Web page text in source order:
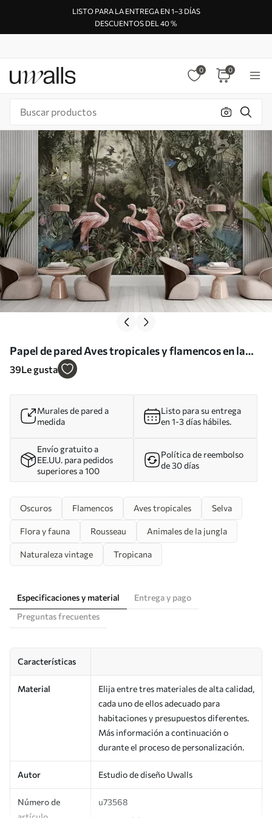
LISTO PARA LA ENTREGA EN 1–3 DÍAS
DESCUENTOS DEL 40 %
0 0
Papel de pared Aves tropicales y flamencos en la
selva Nr. u73568
39Le gusta
Murales de pared a
medida
Listo para su entrega
en 1-3 días hábiles.
Envío gratuito a
EE.UU. para pedidos
superiores a 100
Política de reembolso
de 30 días
Oscuros Flamencos Aves tropicales Selva
Flora y fauna Rousseau Animales de la jungla
Naturaleza vintage Tropicana
Especificaciones y material
Entrega y pago
Preguntas frecuentes
Características
Material
Elija entre tres materiales de alta calidad,
cada uno de ellos adecuado para
habitaciones y presupuestos diferentes.
Más información a continuación o
durante el proceso de personalización.
Autor Estudio de diseño Uwalls
Número de
u73568